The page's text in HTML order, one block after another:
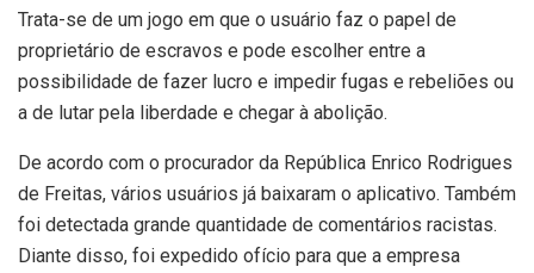
Trata-se de um jogo em que o usuário faz o papel de
proprietário de escravos e pode escolher entre a
possibilidade de fazer lucro e impedir fugas e rebeliões ou
a de lutar pela liberdade e chegar à abolição.
De acordo com o procurador da República Enrico Rodrigues
de Freitas, vários usuários já baixaram o aplicativo. Também
foi detectada grande quantidade de comentários racistas.
Diante disso, foi expedido ofício para que a empresa